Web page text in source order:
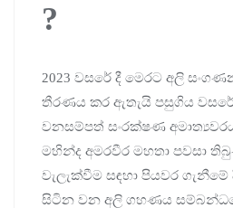
?
2023 වසරේ දී මෙරට අලි
තීරණය කර ඇතැයි පසුගිය
වනසම්පත් සංරක්ෂණ
මහින්ද අමරවීර මහතා පවසා
වැලැක්වීම සඳහා පියවර ගැනීමේ
සිටින වන අලි ගහණය